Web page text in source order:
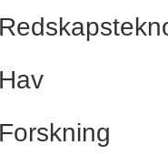
Hav
Forskning